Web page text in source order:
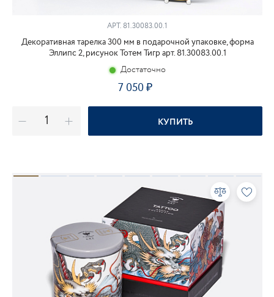
АРТ. 81.30083.00.1
Декоративная тарелка 300 мм в подарочной упаковке, форма
Эллипс 2, рисунок Тотем Тигр арт. 81.30083.00.1
Достаточно
7 050
КУПИТЬ